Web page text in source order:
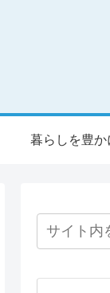
暮らしを豊か